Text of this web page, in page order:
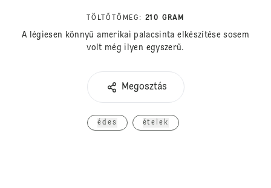
TÖLTŐTÖMEG : 210 GRAM
A légiesen könnyű amerikai palacsinta elkészítése sosem
volt még ilyen egyszerű.
Megosztás
édes ételek